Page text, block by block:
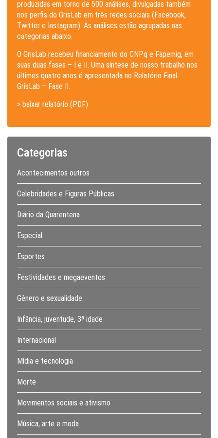
produzidas em torno de 500 análises, divulgadas também
nos perfis do GrisLab em três redes sociais (Facebook,
Twitter e Instagram). As análises estão agrupadas nas
categorias abaixo.
O GrisLab recebeu financiamento do CNPq e Fapemig, em
suas duas fases – I e II. Uma síntese de nosso trabalho nos
últimos quatro anos é apresentada no Relatório Final
GrisLab – Fase II.
> baixar relatório (PDF)
Categorias
Acontecimentos outros
Celebridades e Figuras Públicas
Diário da Quarentena
Especial
Esportes
Festividades e megaeventos
Gênero e sexualidade
Infância, juventude, 3ª idade
Internacional
Mídia e tecnologia
Morte
Movimentos sociais e ativismo
Música, arte e moda